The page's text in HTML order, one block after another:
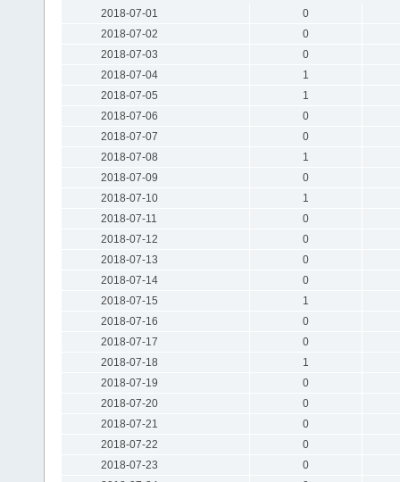
2018-07-01
0
2018-07-02
0
2018-07-03
0
2018-07-04
1
2018-07-05
1
2018-07-06
0
2018-07-07
0
2018-07-08
1
2018-07-09
0
2018-07-10
1
2018-07-11
0
2018-07-12
0
2018-07-13
0
2018-07-14
0
2018-07-15
1
2018-07-16
0
2018-07-17
0
2018-07-18
1
2018-07-19
0
2018-07-20
0
2018-07-21
0
2018-07-22
0
2018-07-23
0